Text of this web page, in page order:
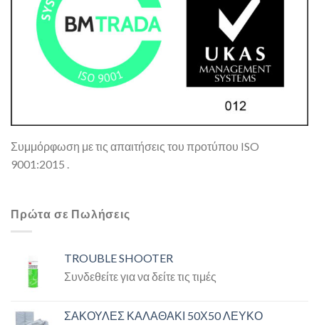
Συμμόρφωση με τις απαιτήσεις του προτύπου ISO
9001:2015 .
Πρώτα σε Πωλήσεις
TROUBLE SHOOTER
Συνδεθείτε για να δείτε τις τιμές
ΣΑΚΟΥΛΕΣ ΚΑΛΑΘΑΚΙ 50Χ50 ΛΕΥΚΟ